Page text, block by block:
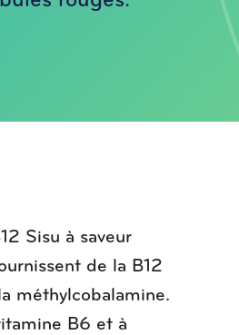
Sisu à saveur
de la B12
méthylcobalamine.
B6 et à